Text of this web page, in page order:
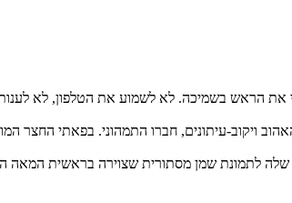
את הראש בשמיכה. לא לשמוע את הטלפון, לא
ויקוב-עיתונים, חברו התמהוני. בפאתי החצר
לתמונת שמן מסתורית שצוירה בראשית המאה